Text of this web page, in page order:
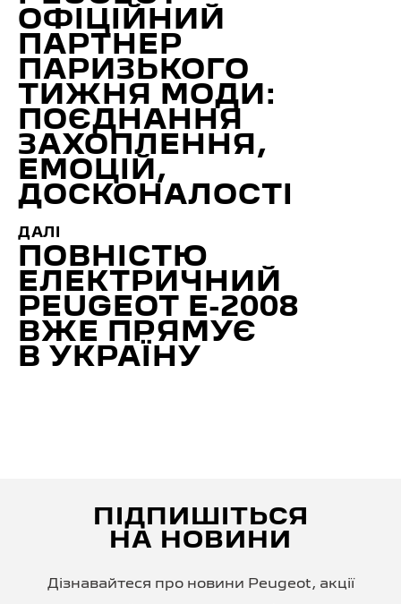
ОФІЦІЙНИЙ
ПАРТНЕР
ПАРИЗЬКОГО
ТИЖНЯ МОДИ:
ПОЄДНАННЯ
ЗАХОПЛЕННЯ,
ЕМОЦІЙ,
ДОСКОНАЛОСТІ
ДАЛІ
ПОВНІСТЮ
ЕЛЕКТРИЧНИЙ
PEUGEOT E-2008
ВЖЕ ПРЯМУЄ
В УКРАЇНУ
ПІДПИШІТЬСЯ
НА НОВИНИ
Дізнавайтеся про новини Peugeot, акції